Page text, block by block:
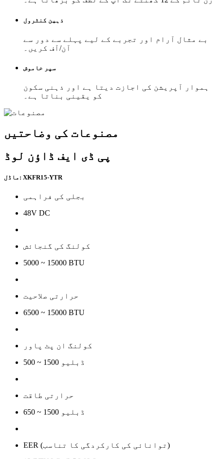
ذہین کنٹرول
بے مثال آرام اور تجربے کے لیے پہلے سے دور سے
آن/آف کریں۔
سپر خاموش
ہموار آپریشن کی اجازت دیتا ہے اور ذہنی سکون
کو یقینی بناتا ہے۔
مصنوعات کی وضاحتیں
پی ڈی ایف ڈاؤن لوڈ
ماڈل: XKFR15-YTR
بجلی کی فراہمی
48V DC
کولنگ کی گنجائش
5000 ~ 15000 BTU
حرارتی صلاحیت
6500 ~ 15000 BTU
کولنگ ان پٹ پاور
500 ~ 1500 ڈبلیو
حرارتی طاقت
650 ~ 1500 ڈبلیو
EER (توانائی کی کارکردگی کا تناسب)